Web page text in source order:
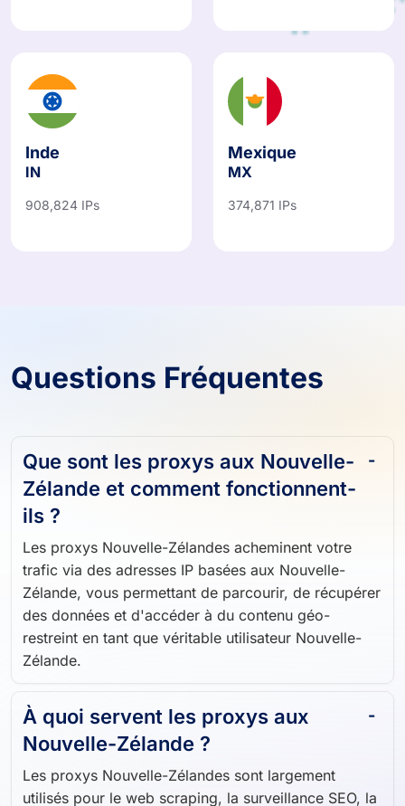
Inde
IN
908,824 IPs
Mexique
MX
374,871 IPs
Questions Fréquentes
Que sont les proxys aux Nouvelle-
Zélande et comment fonctionnent-
ils ?
Les proxys Nouvelle-Zélandes acheminent votre
trafic via des adresses IP basées aux Nouvelle-
Zélande, vous permettant de parcourir, de récupérer
des données et d'accéder à du contenu géo-
restreint en tant que véritable utilisateur Nouvelle-
Zélande.
À quoi servent les proxys aux
Nouvelle-Zélande ?
Les proxys Nouvelle-Zélandes sont largement